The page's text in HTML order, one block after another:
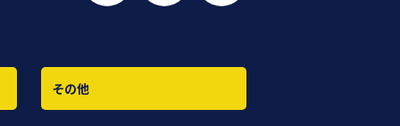
その他